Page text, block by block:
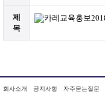
제
목
회사소개 공지사항 자주묻는질문